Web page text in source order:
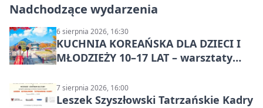
Nadchodzące wydarzenia
6 sierpnia 2026, 16:30
KUCHNIA KOREAŃSKA DLA DZIECI I
MŁODZIEŻY 10–17 LAT – warsztaty
7 sierpnia 2026, 16:00
Leszek Szyszłowski Tatrzańskie Kadry